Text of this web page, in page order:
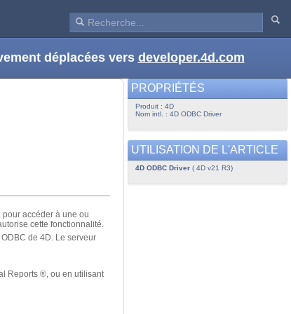
déplacées vers developer.4d.com
accéder à une ou
cette fonctionnalité.
de 4D. Le serveur
Reports ®, ou en utilisant
PROPRIÉTÉS
Produit : 4D
Nom intl. : 4D ODBC Driver
UTILISATION DE L'ARTICLE
4D ODBC Driver( 4D v21 R3)